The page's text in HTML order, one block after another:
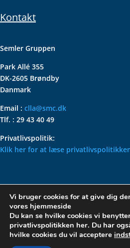
Kontakt
Semler Gruppen
Park Allé 355
DK-2605 Brøndby
Danmark
Email : clla@smc.dk
Tlf. : 29 43 40 49
Privatlivspolitik:
Klik her for at læse
PARTS –
KLASSISKE
Vi bruger cookies for at give dig
vores hjemmeside
Du kan se hvilke cookies vi
privatlivspolitikken her. Du har
hvilke cookies du vil acceptere